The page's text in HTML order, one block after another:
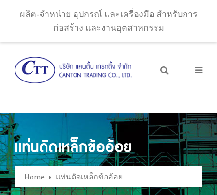
ผลิต-จำหน่าย อุปกรณ์ และเครื่องมือ สำหรับการ
ก่อสร้าง และงานอุตสาหกรรม
แท่นดัดเหล็กข้ออ้อย
Home แท่นดัดเหล็กข้ออ้อย